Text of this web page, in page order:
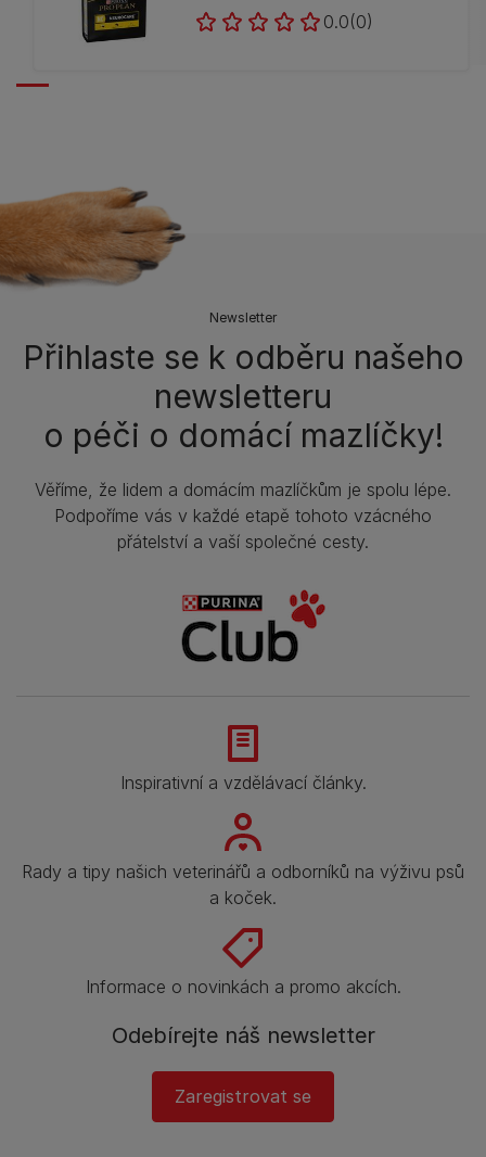
0.0(0)
Newsletter
Přihlaste se k odběru našeho
newsletteru
o péči o domácí mazlíčky!
Věříme, že lidem a domácím mazlíčkům je spolu lépe.
Podpoříme vás v každé etapě tohoto vzácného
přátelství a vaší společné cesty.
Inspirativní a vzdělávací články.
Rady a tipy našich veterinářů a odborníků na výživu psů
a koček.
Informace o novinkách a promo akcích.
Odebírejte náš newsletter
Zaregistrovat se